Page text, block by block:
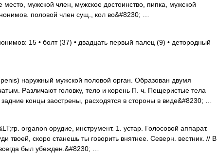
место, мужской член, мужское достоинство, пипка, мужской
половой член сущ., кол во&#8230; …
15 • болт (37) • двадцать первый палец (9) • детородный
наружный мужской половой орган. Образован двумя
Различают головку, тело и корень П. ч. Пещеристые тела
концы заострены, расходятся в стороны в виде&#8230; …
organon орудие, инструмент. 1. устар. Голосовой аппарат.
твоей, скоро станешь ты говорить внятнее. Северн. вестник. // В.
был убежден.&#8230; …